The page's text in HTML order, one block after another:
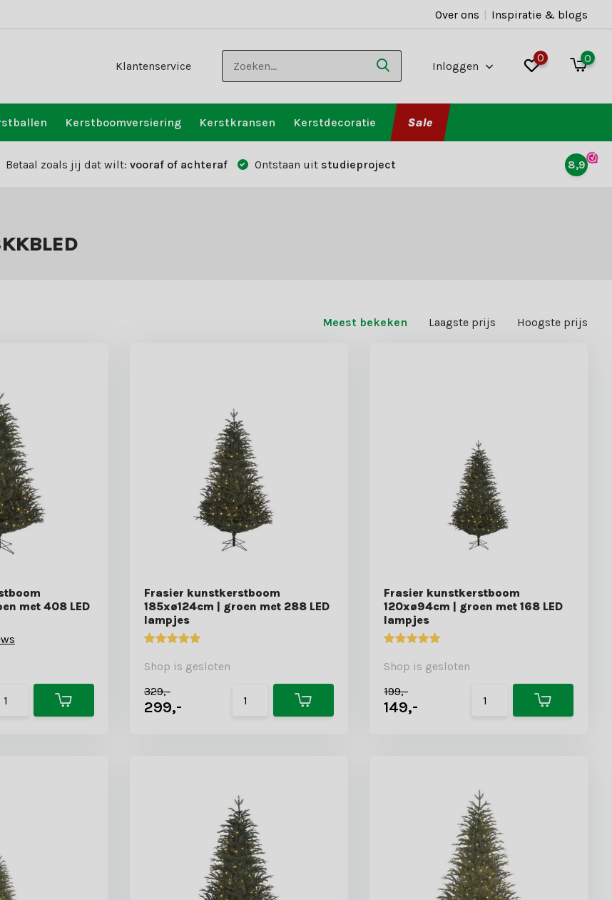
Over ons | Inspiratie & blogs
Klantenservice Inloggen
0 0
Kerstboomversiering Kerstkransen Kerstdecoratie Sale
Betaal zoals jij dat wilt: vooraf of achteraf Ontstaan uit studieproject 8,9
Meest bekeken Laagste prijs Hoogste prijs
met 408 LED
Frasier kunstkerstboom
185xø124cm | groen met 288 LED
lampjes
Shop is gesloten
329,-
299,-
Frasier kunstkerstboom
120xø94cm | groen met 168 LED
lampjes
Shop is gesloten
199,-
149,-